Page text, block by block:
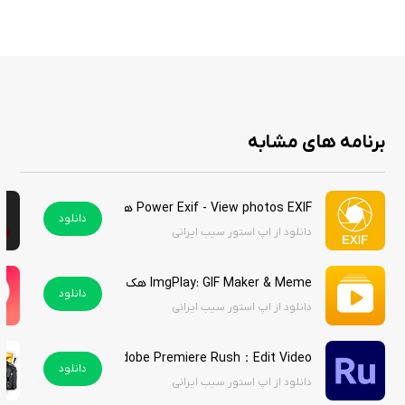
برنامه های مشابه
Power Exif - View photos EXIF هک شده
دانلود از اپ استور سیب ایرانی
دانلود
ImgPlay: GIF Maker & Meme هک شده
دانلود از اپ استور سیب ایرانی
دانلود
Adobe Premiere Rush：Edit Video هک شده
دانلود از اپ استور سیب ایرانی
دانلود